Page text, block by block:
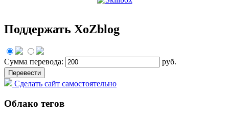
Поддержать XoZblog
Сумма перевода: руб.
Сделать сайт самостоятельно
Облако тегов